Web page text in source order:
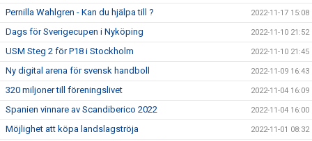
Pernilla Wahlgren - Kan du hjälpa till ? 2022-11-17 15:08
Dags för Sverigecupen i Nyköping 2022-11-10 21:52
USM Steg 2 för P18 i Stockholm 2022-11-10 21:45
Ny digital arena för svensk handboll 2022-11-09 16:43
320 miljoner till föreningslivet 2022-11-04 16:09
Spanien vinnare av Scandiberico 2022 2022-11-04 16:00
Möjlighet att köpa landslagströja 2022-11-01 08:32